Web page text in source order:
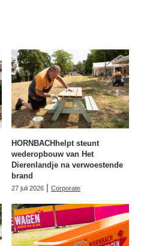
HORNBACHhelpt steunt
wederopbouw van Het
Dierenlandje na verwoestende
brand
27 juli 2026 | Corporate